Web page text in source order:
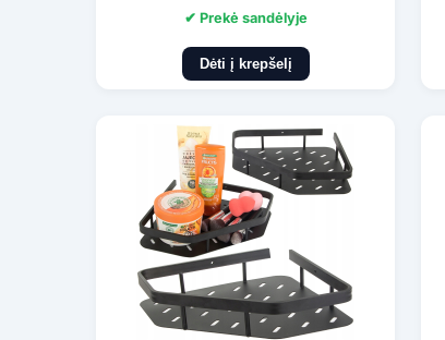
✔ Prekė sandėlyje
Dėti į krepšelį